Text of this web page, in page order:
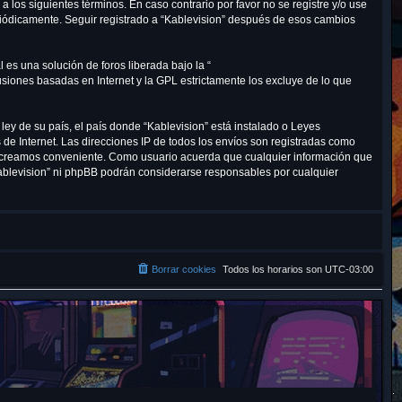
los siguientes términos. En caso contrario por favor no se registre y/o use
Seguir registrado a “Kablevision” después de esos cambios
es una solución de foros liberada bajo la “
basadas en Internet y la GPL estrictamente los excluye de lo que
de su país, el país donde “Kablevision” está instalado o Leyes
Internet. Las direcciones IP de todos los envíos son registradas como
conveniente. Como usuario acuerda que cualquier información que
ni phpBB podrán considerarse responsables por cualquier
Todos los horarios son UTC-03:00
Borrar cookies